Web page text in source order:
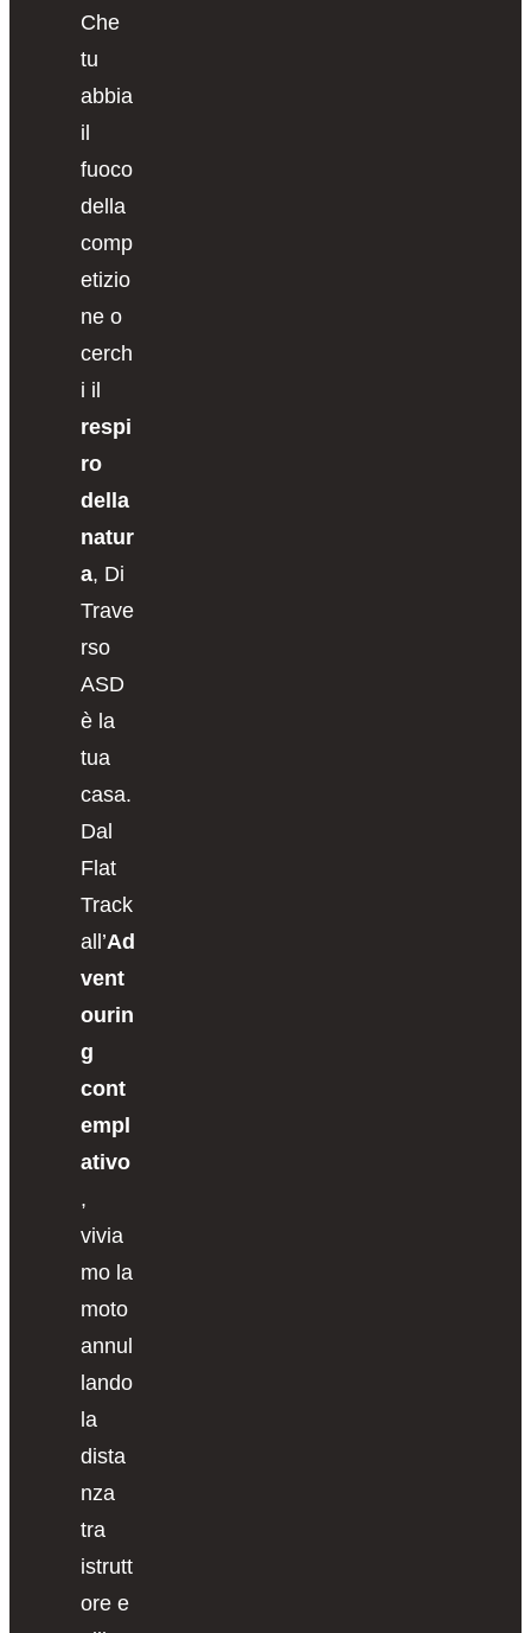
Che
tu
abbia
il
fuoco
della
comp
etizio
ne o
cerch
i il
respi
ro
della
natur
a, Di
Trave
rso
ASD
è la
tua
casa.
Dal
Flat
Track
all’Ad
vent
ourin
g
cont
empl
ativo
,
vivia
mo la
moto
annul
lando
la
dista
nza
tra
istrutt
ore e